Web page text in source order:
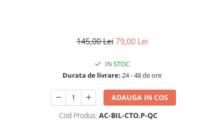
Membrana Ultrafiltrare
145,00 Lei 79,00 Lei
IN STOC
Durata de livrare: 24 - 48 de ore
ADAUGA IN COS
Cod Produs: AC-BIL-CTO.P-QC